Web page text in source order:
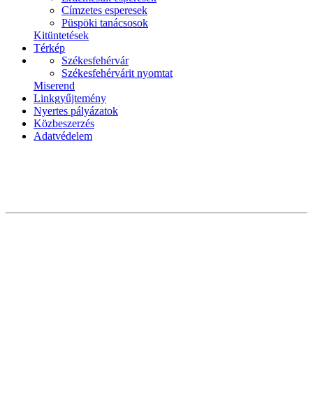
Címzetes esperesek
Püspöki tanácsosok
Kitüntetések
Térkép
Székesfehérvár
Székesfehérvárit nyomtat
Miserend
Linkgyűjtemény
Nyertes pályázatok
Közbeszerzés
Adatvédelem